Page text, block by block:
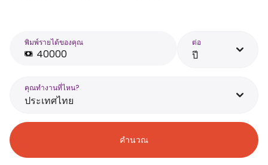
พิมพ์รายได้ของคุณ ต่อ
ปี
คุณทำงานที่ไหน?
ประเทศไทย
คำนวณ